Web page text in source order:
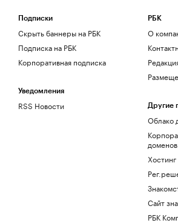
Подписки
Скрыть баннеры на РБК
Подписка на РБК
Корпоративная подписка
Уведомления
RSS Новости
РБК
О
Другие
Облако
доменов
Сайт
РБК